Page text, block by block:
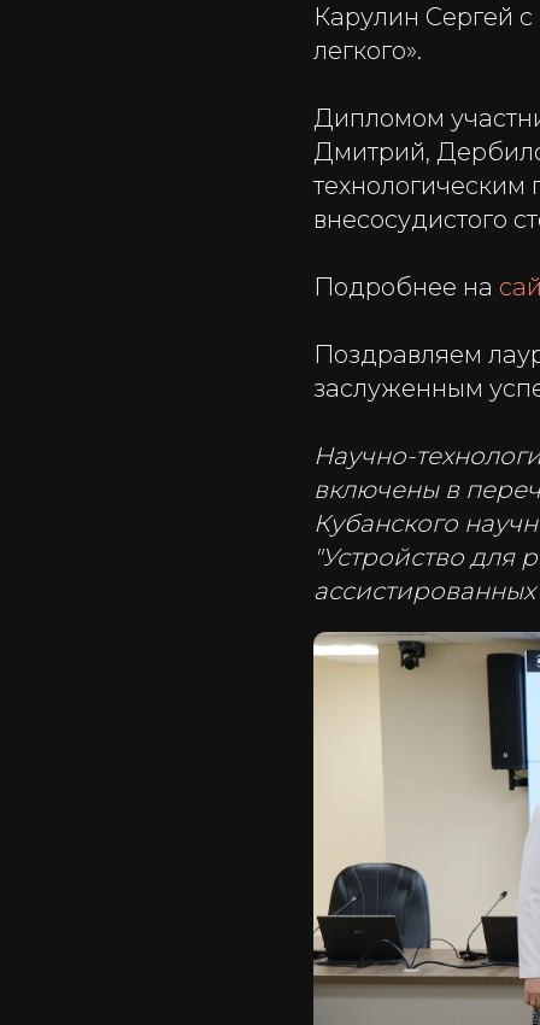
Карулин Сергей
легкого».
Дипломом
Дмитрий,
технологическим
внесосудистого
Подробнее на
Поздравляем
заслуженным
Научно-
включены в
Кубанского
"Устройство